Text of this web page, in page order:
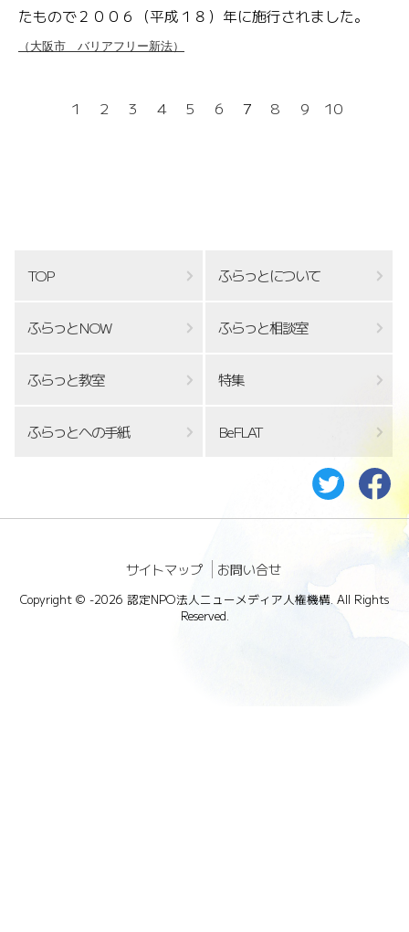
たもので２００６（平成１８）年に施行されました。
（大阪市 バリアフリー新法）
1 2 3 4 5 6 7 8 9 10
TOP ふらっとについて
ふらっとNOW ふらっと相談室
ふらっと教室 特集
ふらっとへの手紙 BeFLAT
サイトマップ お問い合せ
Copyright © -2026 認定NPO法人ニューメディア人権機構. All Rights
Reserved.